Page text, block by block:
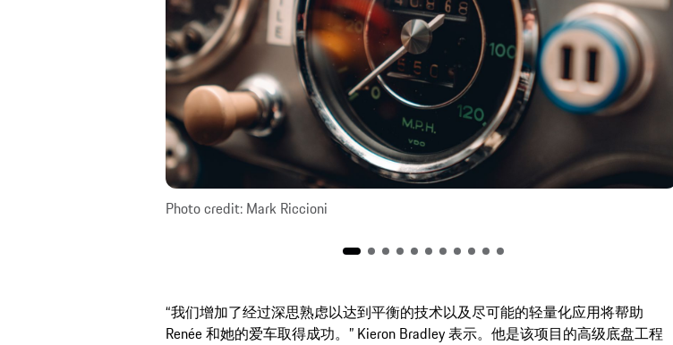
Photo credit: Mark Riccioni
“我们增加了经过深思熟虑以达到平衡的技术以及尽可能的轻量化应用将帮助
Renée 和她的爱车取得成功。” Kieron Bradley 表示。他是该项目的高级底盘工程